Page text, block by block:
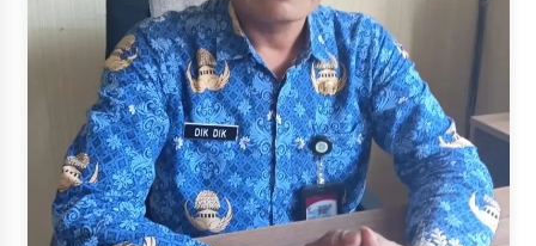
Media Bisa Berdampak Besar
hingga Fatal
6 Agustus 2026
Kejari Kota Tangerang Bongkar
Korupsi Rp5,49 Miliar: Sewa Pesawat
Fiktif, Eks VP Angkasa Pura Kargo
Ditahan